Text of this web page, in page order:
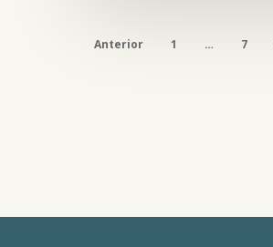
Anterior 1 … 7